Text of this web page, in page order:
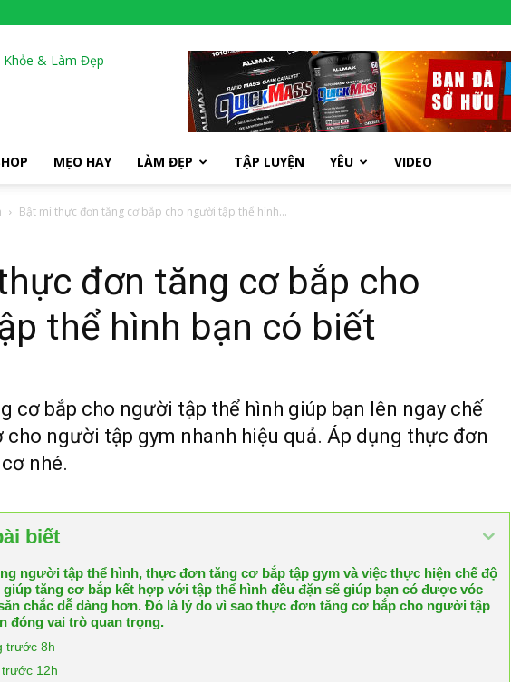
MẸO HAY LÀM ĐẸP TẬP LUYỆN YÊU VIDEO
Bật mí thực đơn tăng cơ bắp cho người tập thể hình...
đơn tăng cơ bắp cho
thể hình bạn có biết
cơ bắp cho người tập thể hình giúp bạn lên ngay chế
cho người tập gym nhanh hiệu quả. Áp dụng thực đơn
nhé.
biết
người tập thể hình, thực đơn tăng cơ bắp tập gym và việc thực hiện chế độ
tăng cơ bắp kết hợp với tập thể hình đều đặn sẽ giúp bạn có được vóc
chắc dễ dàng hơn. Đó là lý do vì sao thực đơn tăng cơ bắp cho người tập
đóng vai trò quan trọng.
trước 8h
12h